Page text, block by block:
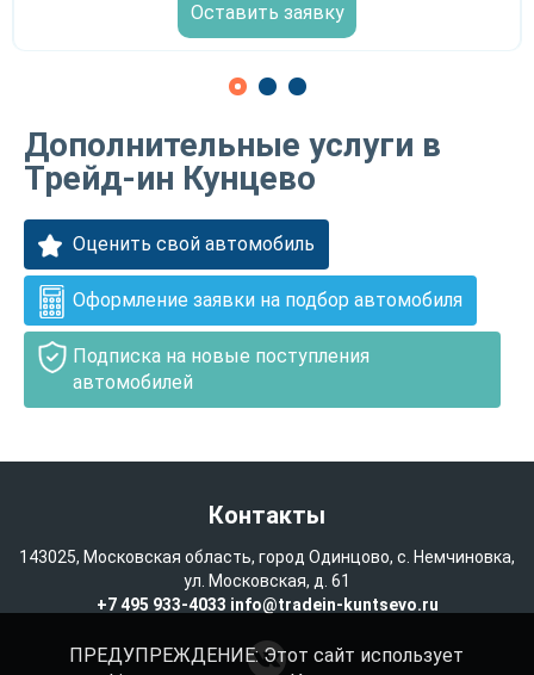
Оставить заявку
Дополнительные услуги в
Трейд-ин Кунцево
Оценить свой автомобиль
Оформление заявки на подбор автомобиля
Подписка на новые поступления
автомобилей
Контакты
143025, Московская область, город Одинцово, с. Немчиновка,
ул. Московская, д. 61
+7 495 933-4033 info@tradein-kuntsevo.ru
ПРЕДУПРЕЖДЕНИЕ: Этот сайт использует